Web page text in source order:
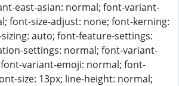
east-asian: normal; font-variant-
font-size-adjust: none; font-kerning:
auto; font-feature-settings:
settings: normal; font-variant-
variant-emoji: normal; font-
size: 13px; line-height: normal;